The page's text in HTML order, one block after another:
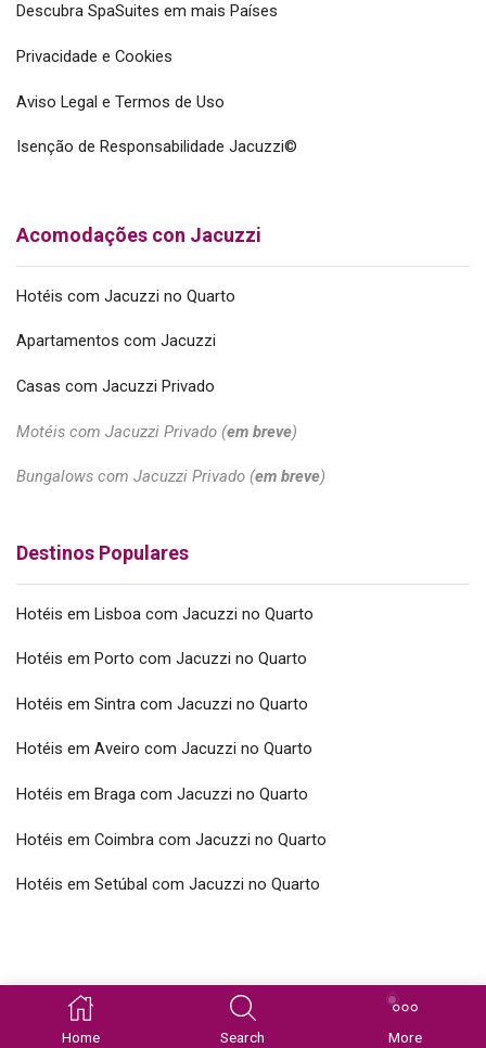
Descubra SpaSuites em mais Países
Privacidade e Cookies
Aviso Legal e Termos de Uso
Isenção de Responsabilidade Jacuzzi©
Acomodações con Jacuzzi
Hotéis com Jacuzzi no Quarto
Apartamentos com Jacuzzi
Casas com Jacuzzi Privado
Motéis com Jacuzzi Privado (em breve)
Bungalows com Jacuzzi Privado (em breve)
Destinos Populares
Hotéis em Lisboa com Jacuzzi no Quarto
Hotéis em Porto com Jacuzzi no Quarto
Hotéis em Sintra com Jacuzzi no Quarto
Hotéis em Aveiro com Jacuzzi no Quarto
Hotéis em Braga com Jacuzzi no Quarto
Hotéis em Coimbra com Jacuzzi no Quarto
Hotéis em Setúbal com Jacuzzi no Quarto
Home Search More